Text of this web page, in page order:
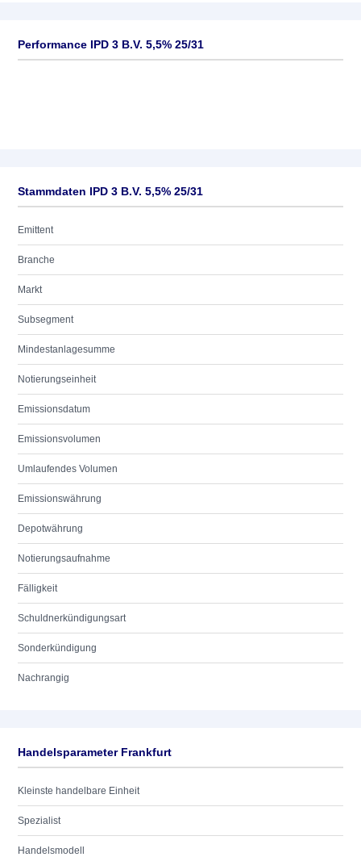
Performance IPD 3 B.V. 5,5% 25/31
Stammdaten IPD 3 B.V. 5,5% 25/31
Emittent
Branche
Markt
Subsegment
Mindestanlagesumme
Notierungseinheit
Emissionsdatum
Emissionsvolumen
Umlaufendes Volumen
Emissionswährung
Depotwährung
Notierungsaufnahme
Fälligkeit
Schuldnerkündigungsart
Sonderkündigung
Nachrangig
Handelsparameter Frankfurt
Kleinste handelbare Einheit
Spezialist
Handelsmodell